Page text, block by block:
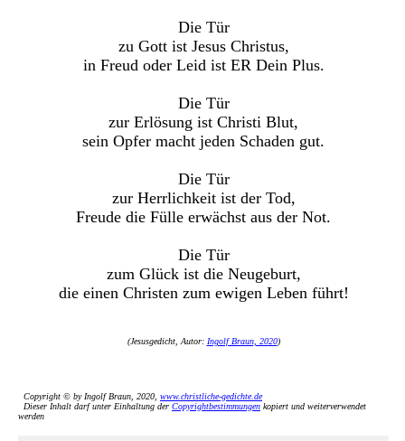
Die Tür
zu Gott ist Jesus Christus,
in Freud oder Leid ist ER Dein Plus.
Die Tür
zur Erlösung ist Christi Blut,
sein Opfer macht jeden Schaden gut.
Die Tür
zur Herrlichkeit ist der Tod,
Freude die Fülle erwächst aus der Not.
Die Tür
zum Glück ist die Neugeburt,
die einen Christen zum ewigen Leben führt!
(Jesusgedicht, Autor: Ingolf Braun, 2020)
Copyright © by Ingolf Braun, 2020, www.christliche-gedichte.de
Dieser Inhalt darf unter Einhaltung der Copyrightbestimmungen kopiert und weiterverwendet
werden